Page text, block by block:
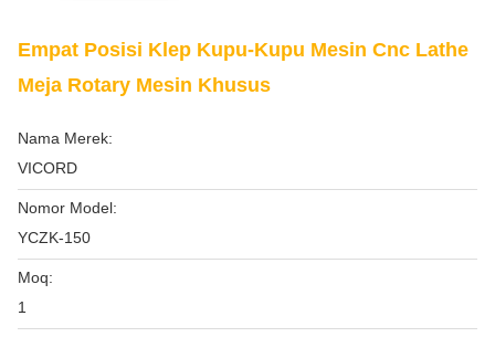
Empat Posisi Klep Kupu-Kupu Mesin Cnc Lathe
Meja Rotary Mesin Khusus
Nama Merek:
VICORD
Nomor Model:
YCZK-150
Moq:
1